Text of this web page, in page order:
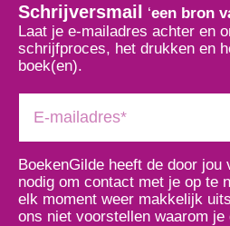
Schrijversmail ‘een bron
Laat je e-mailadres achter en
schrijfproces, het drukken en
boek(en).
BoekenGilde heeft de door jou
nodig om contact met je op te
elk moment weer makkelijk
ons niet voorstellen waarom je